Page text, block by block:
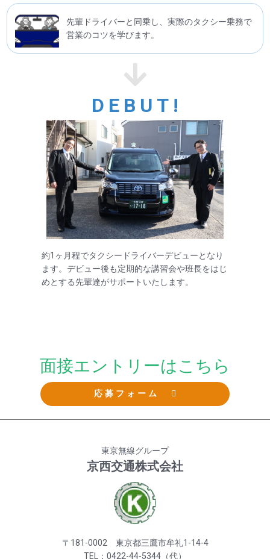
先輩ドライバーと同乗し、実際のタクシー乗務で
営業のコツを学びます。
DEBUT!
約1ヶ月程でタクシードライバーデビューとなり
ます。デビュー後も定期的な講習会や班長をはじ
めとする先輩達がサポートいたします。
面接エントリーはこちら
応募フォーム
東京無線グループ
京西交通株式会社
〒181-0002 東京都三鷹市牟礼1-14-4
TEL：0422-44-5344（代）